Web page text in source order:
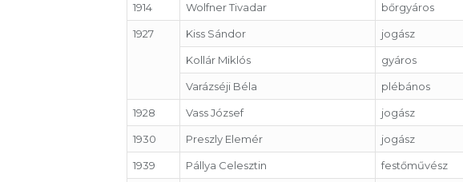
1914 Wolfner Tivadar bőrgyáros
1927 Kiss Sándor jogász
Kollár Miklós gyáros
Varázséji Béla plébános
1928 Vass József jogász
1930 Preszly Elemér jogász
1939 Pállya Celesztin festőművész